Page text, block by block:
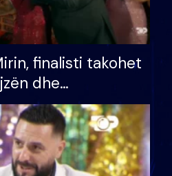
finalisti takohet
dhe
ndonjë letër